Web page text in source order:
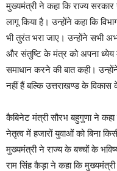
मुख्यमंत्री ने कहा कि राज्य
लागू किया है। उन्होंने कहा कि
भी तुरंत भरा जाए। उन्होंने सभी
और संतुष्टि के मंत्र को अपना ध्येय
समाधान करने की बात कही।
नहीं हैं बल्कि उत्तराखण्ड के विकास
कैबिनेट मंत्री सौरभ बहुगुणा ने
नेतृत्व में हजारों युवाओं को बिना
मुख्यमंत्री ने राज्य के बच्चों के
राम सिंह कैड़ा ने कहा कि